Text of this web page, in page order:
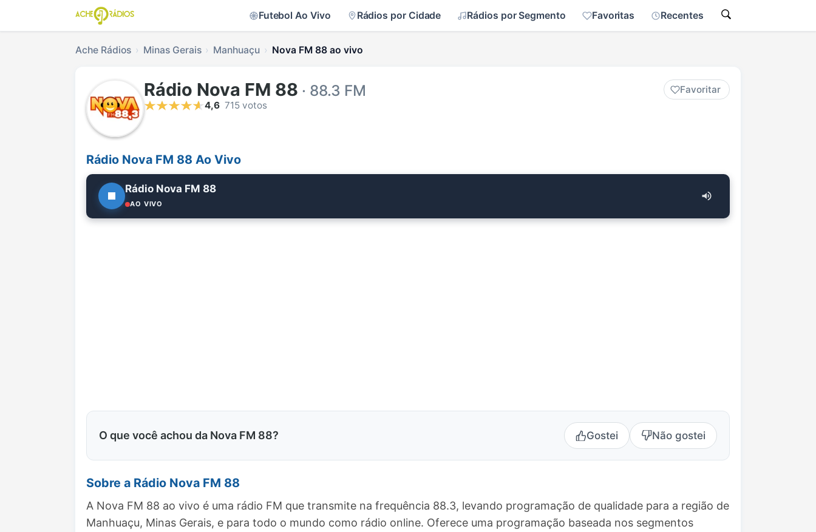
Futebol Ao Vivo Rádios por Cidade Rádios por Segmento Favoritas Recentes
Ache Rádios Minas Gerais Manhuaçu Nova FM 88 ao vivo
Rádio Nova FM 88 · 88.3 FM
Favoritar
4,6 715 votos
Rádio Nova FM 88 Ao Vivo
Rádio Nova FM 88
AO VIVO
O que você achou da Nova FM 88? Gostei Não gostei
Sobre a Rádio Nova FM 88
A Nova FM 88 ao vivo é uma rádio FM que transmite na frequência 88.3, levando programação de qualidade para a região de
Manhuaçu, Minas Gerais, e para todo o mundo como rádio online. Oferece uma programação baseada nos segmentos